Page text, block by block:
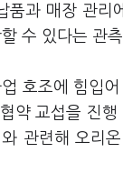
품과 매장 관리
수 있다는 관
호조에 힘입
약 교섭을 진
관련해 오리